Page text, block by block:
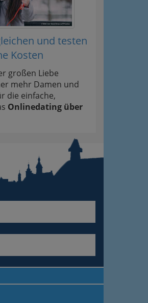
und testen
Kosten
großen Liebe
mehr Damen und
die einfache,
Onlinedating über